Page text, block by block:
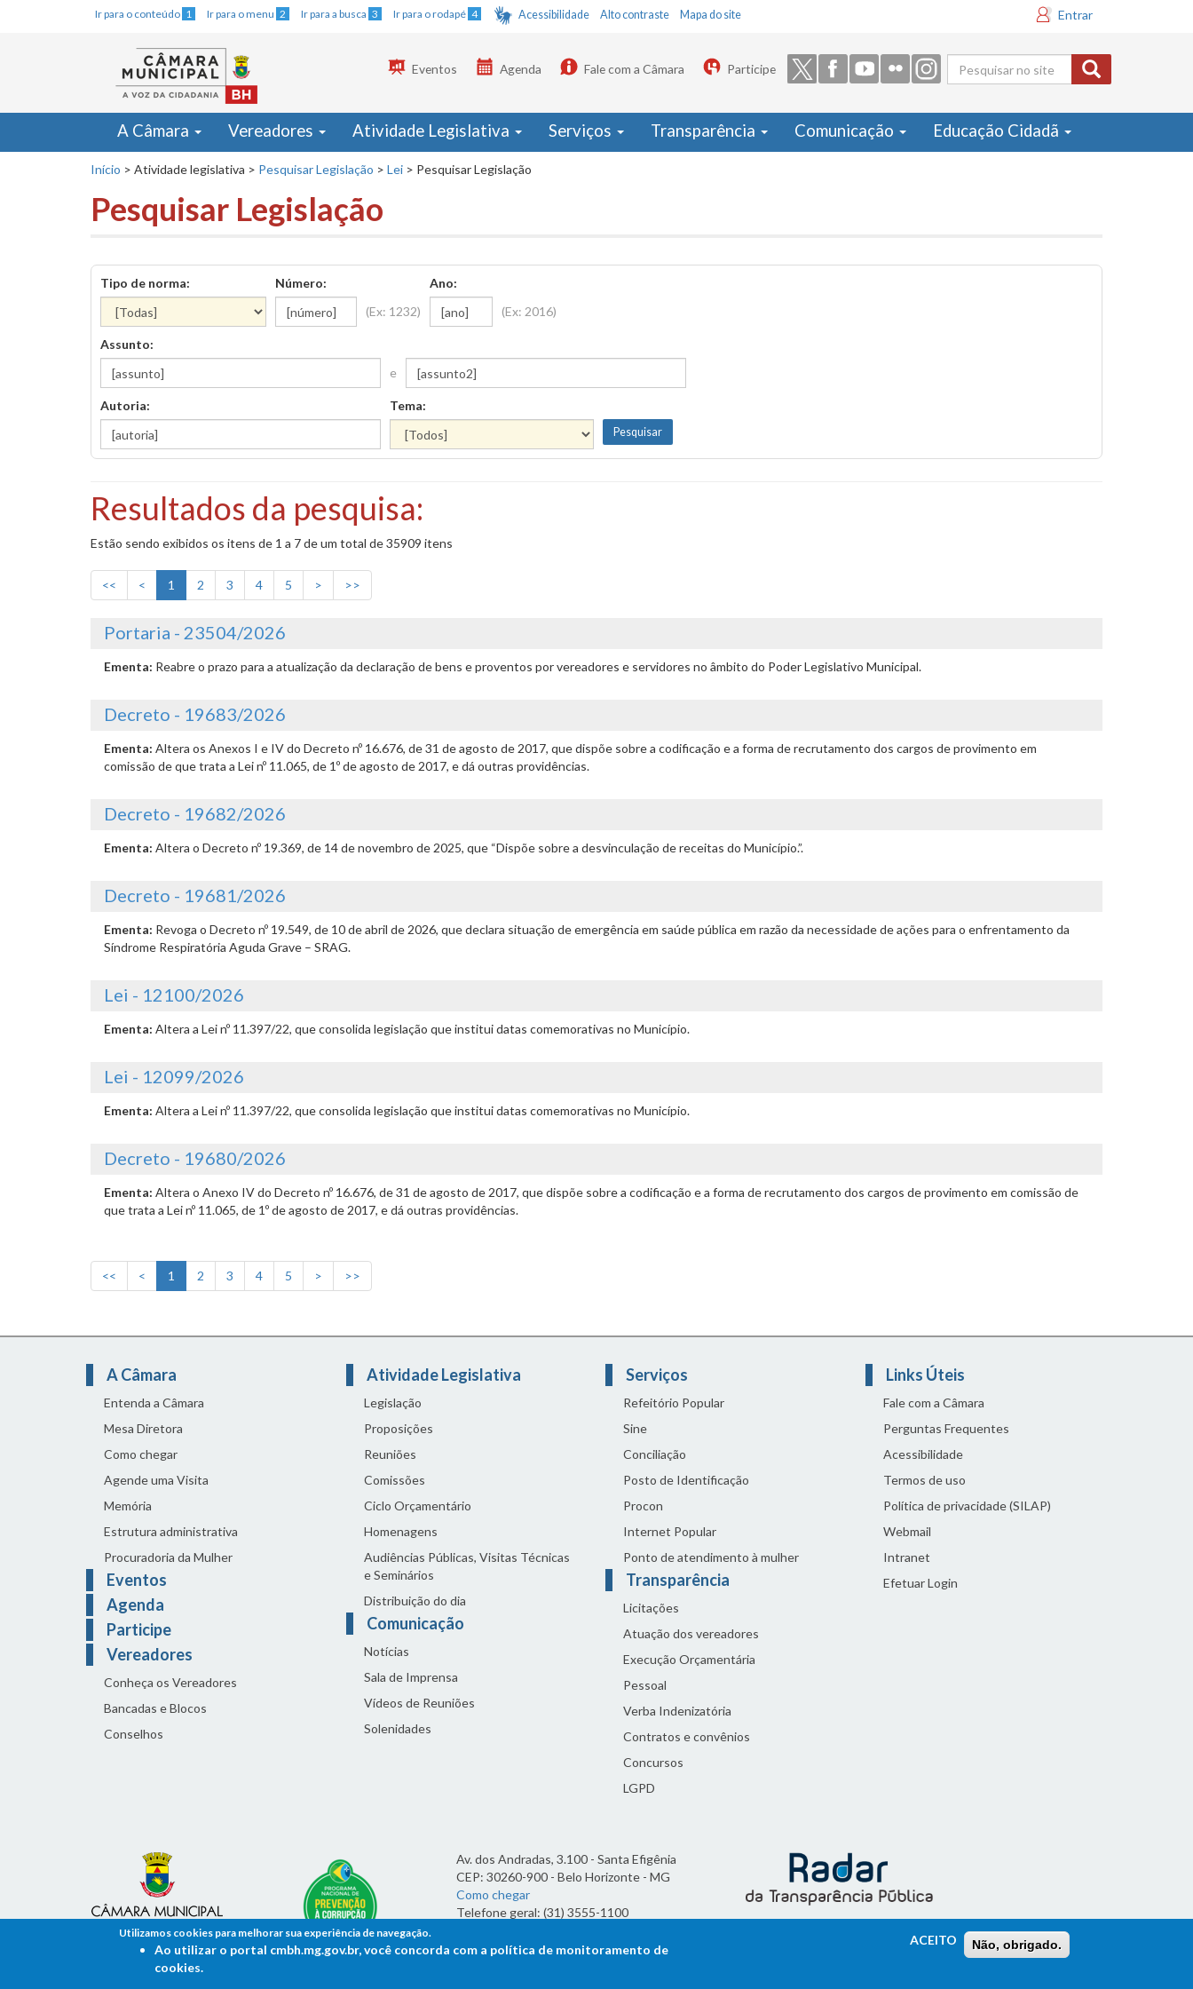
Ir para o conteúdo 1 Ir para o menu 2 Ir para a busca 3 Ir para o rodapé 4 Acessibilidade Alto contraste Mapa do site Entrar
Formulário
de busca
Eventos Agenda Fale com a Câmara Participe
A Câmara Vereadores Atividade Legislativa Serviços Transparência Comunicação Educação Cidadã
Início > Atividade legislativa > Pesquisar Legislação > Lei > Pesquisar Legislação
Pesquisar Legislação
Tipo de norma:
Número:
(Ex: 1232)
Ano:
(Ex: 2016)
Assunto:
e
Autoria: Tema:
Resultados da pesquisa:
Estão sendo exibidos os itens de 1 a 7 de um total de 35909 itens
<< < 1 2 3 4 5 > >>
Portaria - 23504/2026
Ementa: Reabre o prazo para a atualização da declaração de bens e proventos por vereadores e servidores no âmbito do Poder Legislativo Municipal.
Decreto - 19683/2026
Ementa: Altera os Anexos I e IV do Decreto nº 16.676, de 31 de agosto de 2017, que dispõe sobre a codificação e a forma de recrutamento dos cargos de provimento em
comissão de que trata a Lei nº 11.065, de 1º de agosto de 2017, e dá outras providências.
Decreto - 19682/2026
Ementa: Altera o Decreto nº 19.369, de 14 de novembro de 2025, que “Dispõe sobre a desvinculação de receitas do Município.”.
Decreto - 19681/2026
Ementa: Revoga o Decreto nº 19.549, de 10 de abril de 2026, que declara situação de emergência em saúde pública em razão da necessidade de ações para o enfrentamento da
Síndrome Respiratória Aguda Grave – SRAG.
Lei - 12100/2026
Ementa: Altera a Lei nº 11.397/22, que consolida legislação que institui datas comemorativas no Município.
Lei - 12099/2026
Ementa: Altera a Lei nº 11.397/22, que consolida legislação que institui datas comemorativas no Município.
Decreto - 19680/2026
Ementa: Altera o Anexo IV do Decreto nº 16.676, de 31 de agosto de 2017, que dispõe sobre a codificação e a forma de recrutamento dos cargos de provimento em comissão de
que trata a Lei nº 11.065, de 1º de agosto de 2017, e dá outras providências.
<< < 1 2 3 4 5 > >>
A Câmara
Entenda a Câmara
Mesa Diretora
Como chegar
Agende uma Visita
Memória
Estrutura administrativa
Procuradoria da Mulher
Eventos
Agenda
Participe
Vereadores
Conheça os Vereadores
Bancadas e Blocos
Conselhos
Atividade Legislativa
Legislação
Proposições
Reuniões
Comissões
Ciclo Orçamentário
Homenagens
Audiências Públicas, Visitas Técnicas
e Seminários
Distribuição do dia
Comunicação
Notícias
Sala de Imprensa
Vídeos de Reuniões
Solenidades
Serviços
Refeitório Popular
Sine
Conciliação
Posto de Identificação
Procon
Internet Popular
Ponto de atendimento à mulher
Transparência
Licitações
Atuação dos vereadores
Execução Orçamentária
Pessoal
Verba Indenizatória
Contratos e convênios
Concursos
LGPD
Links Úteis
Fale com a Câmara
Perguntas Frequentes
Acessibilidade
Termos de uso
Política de privacidade (SILAP)
Webmail
Intranet
Efetuar Login
Av. dos Andradas, 3.100 - Santa Efigênia
CEP: 30260-900 - Belo Horizonte - MG
Como chegar
Telefone geral: (31) 3555-1100
7h às 19h
Utilizamos cookies para melhorar sua experiência de navegação.
Ao utilizar o portal cmbh.mg.gov.br, você concorda com a política de monitoramento de
cookies.
ACEITO Não, obrigado.